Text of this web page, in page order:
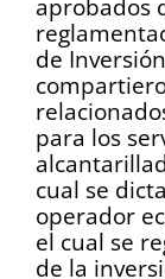
aprobados
de
para los
cual se
operador
el cual se
de la